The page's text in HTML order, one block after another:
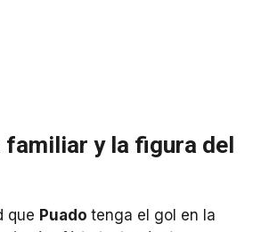
familiar y la figura del
que Puado tenga el gol en la